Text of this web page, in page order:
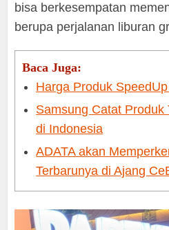
bisa berkesempatan
berupa perjalanan liburan
Baca Juga:
Harga Produk
Samsung Catat Produk
di Indonesia
ADATA akan
Terbarunya di Ajang